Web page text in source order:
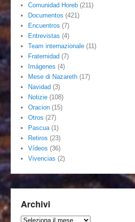
Comunidad Horeb (211)
Documentos (421)
Encuentros (7)
Entrevistas (4)
Team internazionale (11)
Fraternidad (7)
Imágenes (4)
Mese di Nazareth (17)
Navidad (3)
Notizie (108)
Oracion (15)
Otros (27)
Pascua (1)
Retiros (23)
Vídeos (36)
Vivencias (2)
Archivi
Archivi